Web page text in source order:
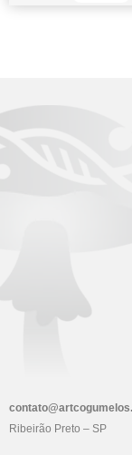
Ribeirão Preto – SP